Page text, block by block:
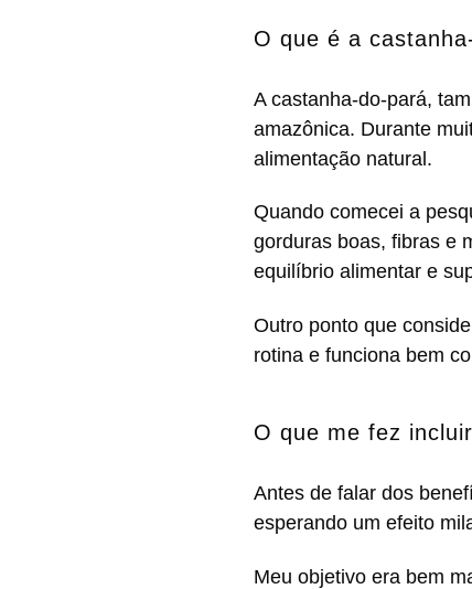
O que é a
A castanha-do-pará,
amazônica. Durante
alimentação natural.
Quando comecei a
gorduras boas, fibras e
equilíbrio alimentar e
Outro ponto que
rotina e funciona bem
O que me fez
Antes de falar dos
esperando um efeito
Meu objetivo era bem